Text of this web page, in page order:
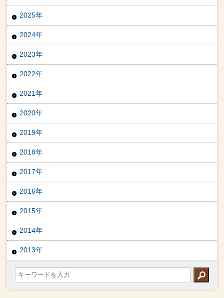
2025年
2024年
2023年
2022年
2021年
2020年
2019年
2018年
2017年
2016年
2015年
2014年
2013年